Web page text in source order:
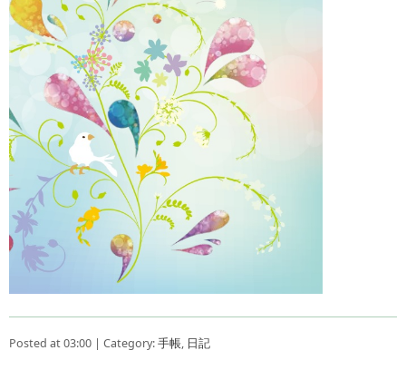
Posted at 03:00 | Category:手帳, 日記